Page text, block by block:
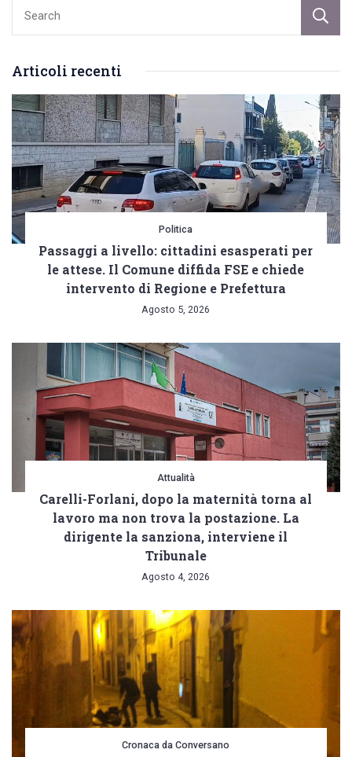
Articoli recenti
Politica
Passaggi a livello: cittadini esasperati per
le attese. Il Comune diffida FSE e chiede
intervento di Regione e Prefettura
Agosto 5, 2026
Attualità
Carelli-Forlani, dopo la maternità torna al
lavoro ma non trova la postazione. La
dirigente la sanziona, interviene il
Tribunale
Agosto 4, 2026
Cronaca da Conversano